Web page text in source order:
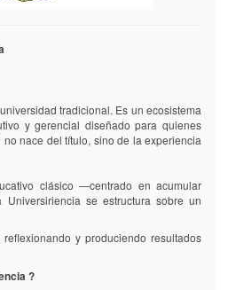
tradicional. Es un ecosistema
y gerencial diseñado para quienes
nace del título, sino de la experiencia
clásico —centrado en acumular
se estructura sobre un
y produciendo resultados
?